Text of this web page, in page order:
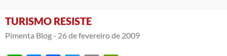
TURISMO RESISTE
Pimenta Blog - 26 de fevereiro de 2009